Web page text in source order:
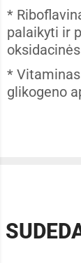
*
palaikyti ir
*
glikogeno